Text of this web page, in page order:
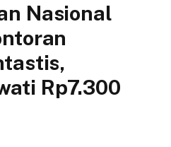
Nasional
Rp7.300